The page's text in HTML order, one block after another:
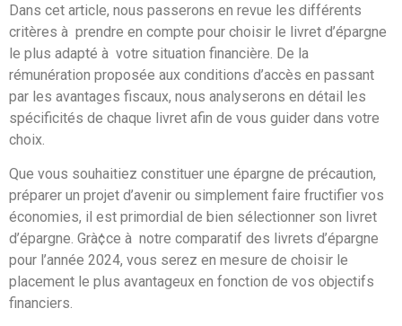
Dans cet article, nous passerons en revue les différents
critères à prendre en compte pour choisir le livret d’épargne
le plus adapté à votre situation financière. De la
rémunération proposée aux conditions d’accès en passant
par les avantages fiscaux, nous analyserons en détail les
spécificités de chaque livret afin de vous guider dans votre
choix.
Que vous souhaitiez constituer une épargne de précaution,
préparer un projet d’avenir ou simplement faire fructifier vos
économies, il est primordial de bien sélectionner son livret
d’épargne. Grà¢ce à notre comparatif des livrets d’épargne
pour l’année 2024, vous serez en mesure de choisir le
placement le plus avantageux en fonction de vos objectifs
financiers.